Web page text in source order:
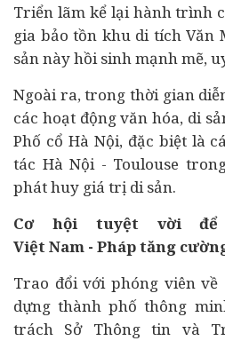
Triển lãm kể lại hành trình
gia bảo tồn khu di tích Văn
sản này hồi sinh mạnh mẽ,
Ngoài ra, trong thời gian
các hoạt động văn hóa, di
Phố cổ Hà Nội, đặc biệt là
tác Hà Nội - Toulouse
phát huy giá trị di sản.
Cơ hội tuyệt vời để
Việt Nam - Pháp tăng
Trao đổi với phóng viên
dựng thành phố thông
trách Sở Thông tin và